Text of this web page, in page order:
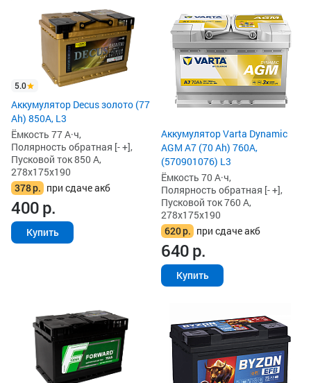
5.0
Аккумулятор Decus золото (77
Ah) 850А, L3
Ёмкость 77 А·ч,
Полярность обратная [- +],
Пусковой ток 850 А,
278x175x190
378р. при сдаче акб
400р.
Купить
Аккумулятор Varta Dynamic
AGM A7 (70 Ah) 760A,
(570901076) L3
Ёмкость 70 А·ч,
Полярность обратная [- +],
Пусковой ток 760 А,
278x175x190
620р. при сдаче акб
640р.
Купить